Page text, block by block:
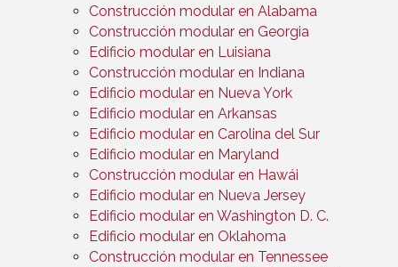
Construcción modular en Alabama
Construcción modular en Georgia
Edificio modular en Luisiana
Construcción modular en Indiana
Edificio modular en Nueva York
Edificio modular en Arkansas
Edificio modular en Carolina del Sur
Edificio modular en Maryland
Construcción modular en Hawái
Edificio modular en Nueva Jersey
Edificio modular en Washington D. C.
Edificio modular en Oklahoma
Construcción modular en Tennessee